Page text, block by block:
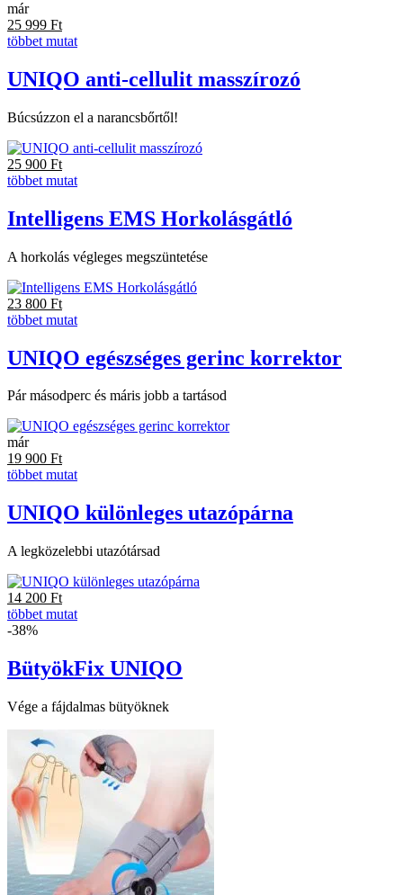
már
25 999 Ft
többet mutat
UNIQO anti-cellulit masszírozó
Búcsúzzon el a narancsbőrtől!
25 900 Ft
többet mutat
Intelligens EMS Horkolásgátló
A horkolás végleges megszüntetése
23 800 Ft
többet mutat
UNIQO egészséges gerinc korrektor
Pár másodperc és máris jobb a tartásod
már
19 900 Ft
többet mutat
UNIQO különleges utazópárna
A legközelebbi utazótársad
14 200 Ft
többet mutat
-38%
BütyökFix UNIQO
Vége a fájdalmas bütyöknek